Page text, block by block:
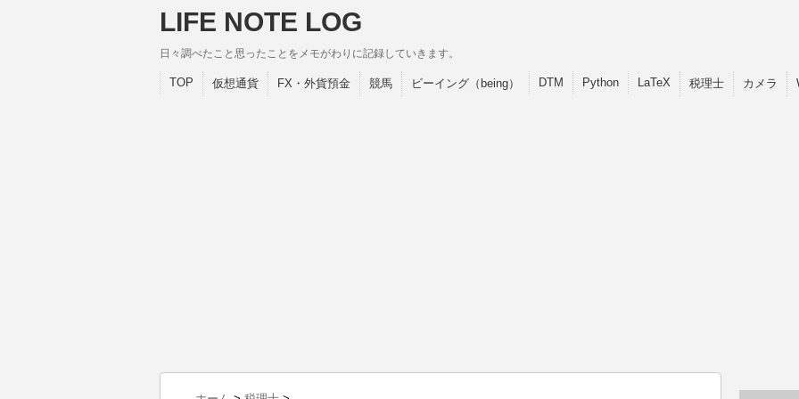
LIFE NOTE LOG
日々調べたこと思ったことをメモがわりに記録していきます。
TOP 仮想通貨 FX・外貨預金 競馬 ビーイング（being） DTM Python LaTeX 税理士 カメラ